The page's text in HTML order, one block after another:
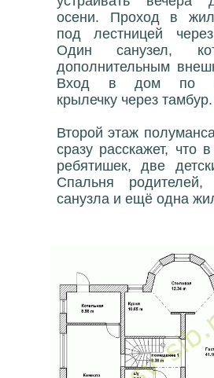
осени. Проход в
под лестницей
Один санузел,
дополнительным
Вход в дом по
крылечку через тамбур.
Второй этаж
сразу расскажет, что
ребятишек, две
Спальня
санузла и ещё одна